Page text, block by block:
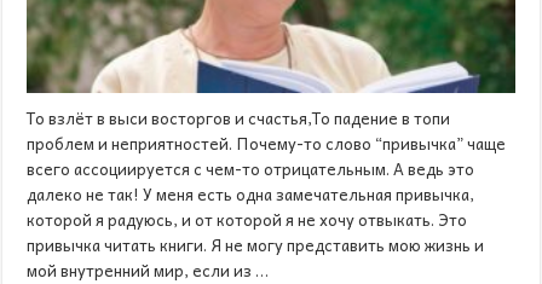
То взлёт в выси восторгов и счастья,То падение в топи
проблем и неприятностей. Почему-то слово “привычка” чаще
всего ассоциируется с чем-то отрицательным. А ведь это
далеко не так! У меня есть одна замечательная привычка,
которой я радуюсь, и от которой я не хочу отвыкать. Это
привычка читать книги. Я не могу представить мою жизнь и
мой внутренний мир, если из …